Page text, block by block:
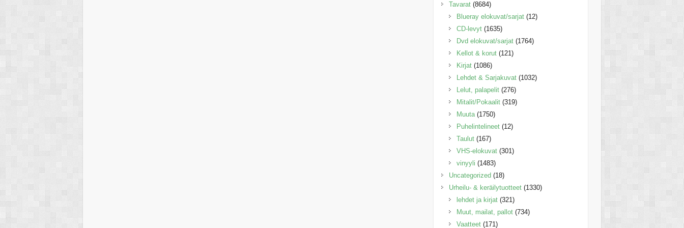
Tavarat (8684)
Blueray elokuvat/sarjat (12)
CD-levyt (1635)
Dvd elokuvat/sarjat (1764)
Kellot & korut (121)
Kirjat (1086)
Lehdet & Sarjakuvat (1032)
Lelut, palapelit (276)
Mitalit/Pokaalit (319)
Muuta (1750)
Puhelintelineet (12)
Taulut (167)
VHS-elokuvat (301)
vinyyli (1483)
Uncategorized (18)
Urheilu- & keräilytuotteet (1330)
lehdet ja kirjat (321)
Muut, mailat, pallot (734)
Vaatteet (171)